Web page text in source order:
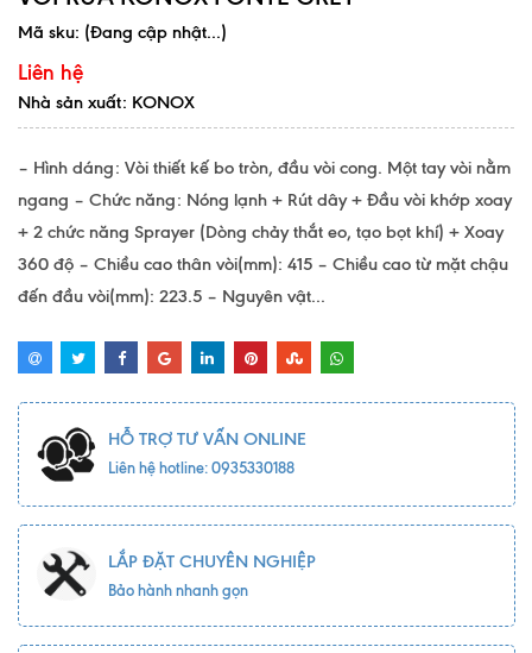
Mã sku: (Đang cập nhật...)
Liên hệ
Nhà sản xuất: KONOX
– Hình dáng: Vòi thiết kế bo tròn, đầu vòi cong. Một tay vòi nằm
ngang – Chức năng: Nóng lạnh + Rút dây + Đầu vòi khớp xoay
+ 2 chức năng Sprayer (Dòng chảy thắt eo, tạo bọt khí) + Xoay
360 độ – Chiều cao thân vòi(mm): 415 – Chiều cao từ mặt chậu
đến đầu vòi(mm): 223.5 – Nguyên vật...
HỖ TRỢ TƯ VẤN ONLINE
Liên hệ hotline: 0935330188
LẮP ĐẶT CHUYÊN NGHIỆP
Bảo hành nhanh gọn